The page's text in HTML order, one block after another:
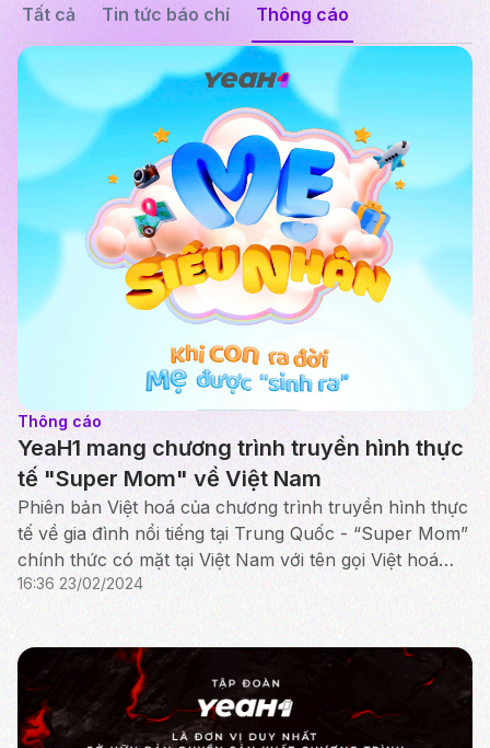
Tất cả Tin tức báo chí Thông cáo
Thông cáo
YeaH1 mang chương trình truyền hình thực
tế "Super Mom" về Việt Nam
Phiên bản Việt hoá của chương trình truyền hình thực
tế về gia đình nổi tiếng tại Trung Quốc - “Super Mom”
chính thức có mặt tại Việt Nam với tên gọi Việt hoá
“Mẹ Siêu Nhân” vào tháng 03/2024. “Super Mo...
16:36 23/02/2024